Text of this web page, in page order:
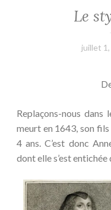
Le
juillet
Replaçons-nous dans
meurt en 1643, son fils
4 ans. C’est donc
dont elle s’est entichée